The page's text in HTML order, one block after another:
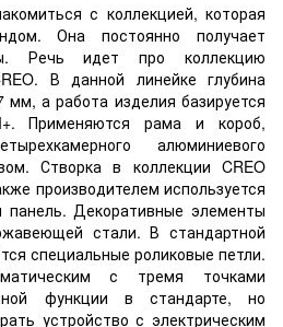
с коллекцией, которая
Она постоянно получает
Речь идет про коллекцию
В данной линейке глубина
мм, а работа изделия базируется
Применяются рама и короб,
алюминиевого
Створка в коллекции CREO
производителем используется
панель. Декоративные элементы
стали. В стандартной
специальные роликовые петли.
с тремя точками
функции в стандарте, но
устройство с электрическим